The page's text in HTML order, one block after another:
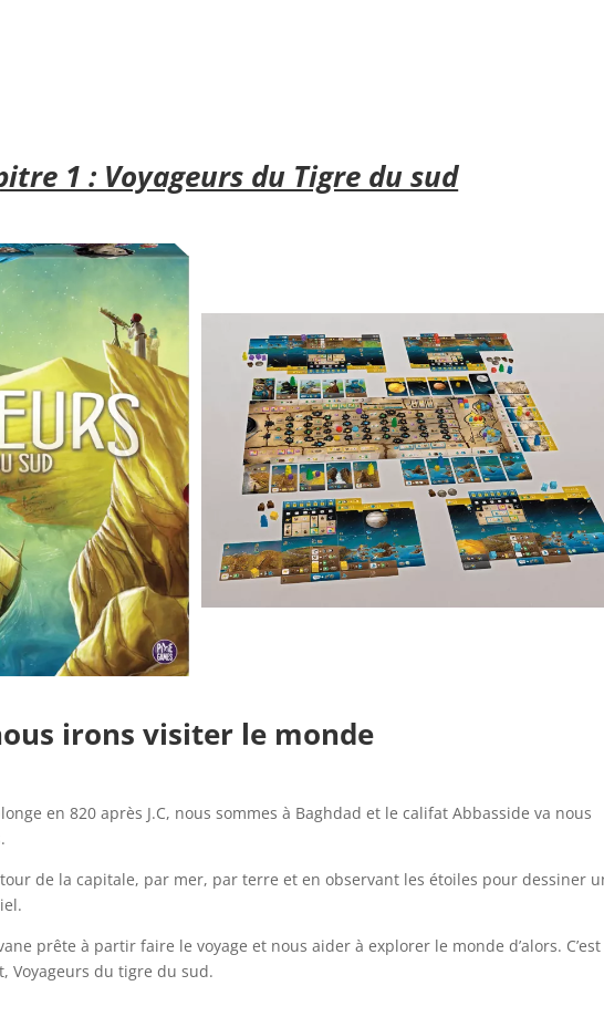
1 : Voyageurs du Tigre du sud
irons visiter le monde
en 820 après J.C, nous sommes à Baghdad et le califat Abbasside va nous
de la capitale, par mer, par terre et en observant les étoiles pour dessiner
prête à partir faire le voyage et nous aider à explorer le monde d’alors. C’est
Voyageurs du tigre du sud.